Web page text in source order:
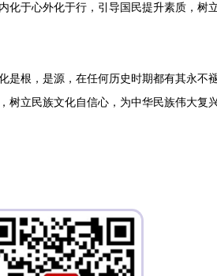
化于心外化于行，引导国民提升素质，树
根，是源，在任何历史时期都有其永不
立民族文化自信心，为中华民族伟大复